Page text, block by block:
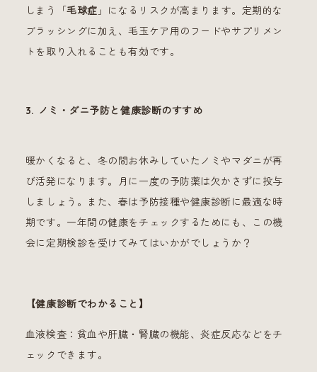
しまう「毛球症 」になるリスクが高まります。定期的な
ブラッシングに加え、毛玉ケア用のフードやサプリメン
トを取り入れることも有効です。
3. ノミ・ダニ予防と健康診断のすすめ
暖かくなると、冬の間お休みしていたノミやマダニが再
び活発になります。月に一度の予防薬は欠かさずに投与
しましょう。また、春は予防接種や健康診断に最適な時
期です。一年間の健康をチェックするためにも、この機
会に定期検診を受けてみてはいかがでしょうか？
【健康診断でわかること】
血液検査：貧血や肝臓・腎臓の機能、炎症反応などをチ
ェックできます。